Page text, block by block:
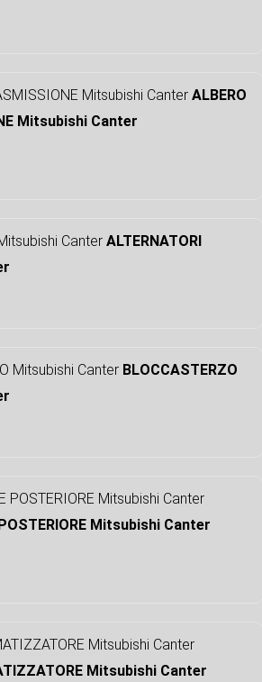
ALBERO
Mitsubishi Canter
ALTERNATORI
BLOCCASTERZO
Mitsubishi Canter
Mitsubishi Canter